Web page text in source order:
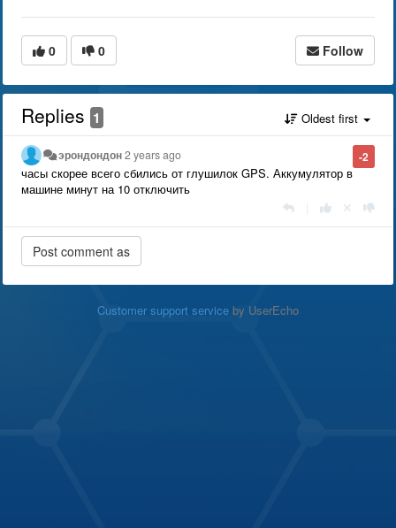
0 0 Follow
Replies 1 Oldest first
-2
эрондондон2 years ago
часы скорее всего сбились от глушилок GPS. Аккумулятор в
машине минут на 10 отключить
Customer support service by UserEcho